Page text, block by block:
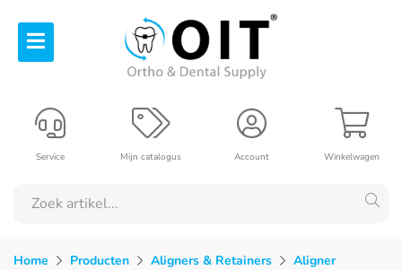
Winkelwagen
Account
Mijn catalogus
Service
Home Producten Aligners & Retainers
Aligner